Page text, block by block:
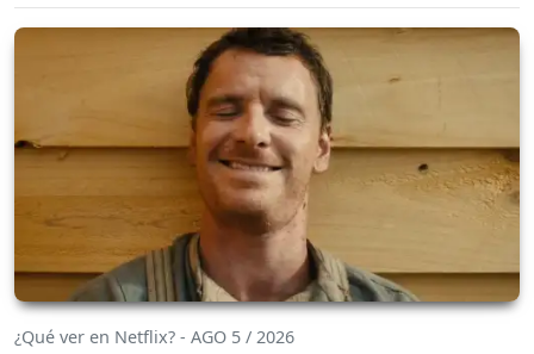
¿Qué ver en Netflix? - AGO 5 / 2026